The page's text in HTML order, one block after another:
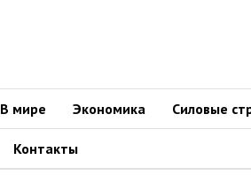
В мире Экономика Силовые
Контакты